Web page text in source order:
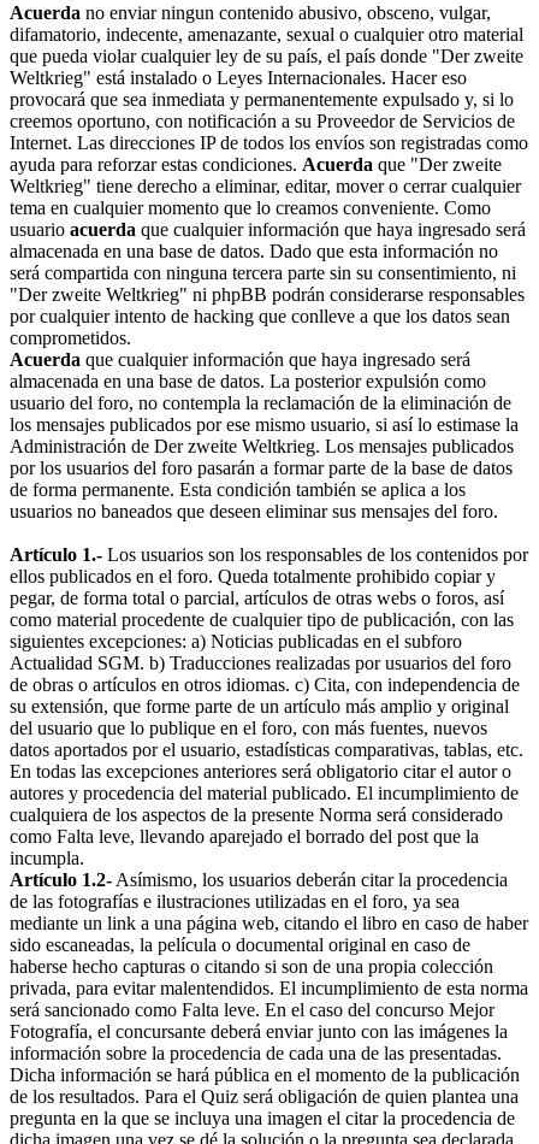
Acuerda no enviar ningun contenido abusivo, obsceno, vulgar,
difamatorio, indecente, amenazante, sexual o cualquier otro material
que pueda violar cualquier ley de su país, el país donde "Der zweite
Weltkrieg" está instalado o Leyes Internacionales. Hacer eso
provocará que sea inmediata y permanentemente expulsado y, si lo
creemos oportuno, con notificación a su Proveedor de Servicios de
Internet. Las direcciones IP de todos los envíos son registradas como
ayuda para reforzar estas condiciones. Acuerda que "Der zweite
Weltkrieg" tiene derecho a eliminar, editar, mover o cerrar cualquier
tema en cualquier momento que lo creamos conveniente. Como
usuario acuerda que cualquier información que haya ingresado será
almacenada en una base de datos. Dado que esta información no
será compartida con ninguna tercera parte sin su consentimiento, ni
"Der zweite Weltkrieg" ni phpBB podrán considerarse responsables
por cualquier intento de hacking que conlleve a que los datos sean
comprometidos.
Acuerda que cualquier información que haya ingresado será
almacenada en una base de datos. La posterior expulsión como
usuario del foro, no contempla la reclamación de la eliminación de
los mensajes publicados por ese mismo usuario, si así lo estimase la
Administración de Der zweite Weltkrieg. Los mensajes publicados
por los usuarios del foro pasarán a formar parte de la base de datos
de forma permanente. Esta condición también se aplica a los
usuarios no baneados que deseen eliminar sus mensajes del foro.
Artículo 1.- Los usuarios son los responsables de los contenidos por
ellos publicados en el foro. Queda totalmente prohibido copiar y
pegar, de forma total o parcial, artículos de otras webs o foros, así
como material procedente de cualquier tipo de publicación, con las
siguientes excepciones: a) Noticias publicadas en el subforo
Actualidad SGM. b) Traducciones realizadas por usuarios del foro
de obras o artículos en otros idiomas. c) Cita, con independencia de
su extensión, que forme parte de un artículo más amplio y original
del usuario que lo publique en el foro, con más fuentes, nuevos
datos aportados por el usuario, estadísticas comparativas, tablas, etc.
En todas las excepciones anteriores será obligatorio citar el autor o
autores y procedencia del material publicado. El incumplimiento de
cualquiera de los aspectos de la presente Norma será considerado
como Falta leve, llevando aparejado el borrado del post que la
incumpla.
Artículo 1.2- Asímismo, los usuarios deberán citar la procedencia
de las fotografías e ilustraciones utilizadas en el foro, ya sea
mediante un link a una página web, citando el libro en caso de haber
sido escaneadas, la película o documental original en caso de
haberse hecho capturas o citando si son de una propia colección
privada, para evitar malentendidos. El incumplimiento de esta norma
será sancionado como Falta leve. En el caso del concurso Mejor
Fotografía, el concursante deberá enviar junto con las imágenes la
información sobre la procedencia de cada una de las presentadas.
Dicha información se hará pública en el momento de la publicación
de los resultados. Para el Quiz será obligación de quien plantea una
pregunta en la que se incluya una imagen el citar la procedencia de
dicha imagen una vez se dé la solución o la pregunta sea declarada